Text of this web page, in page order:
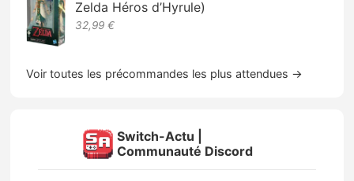
Zelda Héros d’Hyrule)
32,99 €
Voir toutes les précommandes les plus attendues →
Switch-Actu |
Communauté Discord